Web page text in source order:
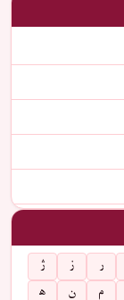
ر ز
ژ
م ن
ھ